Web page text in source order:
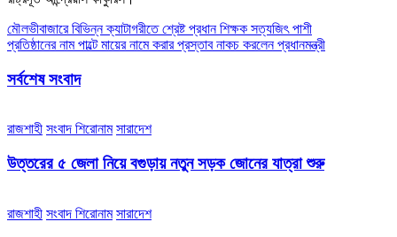
Post
navigation
মৌলভীবাজারে বিভিন্ন ক্যাটাগরীতে শ্রেষ্ট প্রধান শিক্ষক সত্যজিৎ পাশী
প্রতিষ্ঠানের নাম পাল্টে মায়ের নামে করার প্রস্তাব নাকচ করলেন প্রধানমন্ত্রী
সর্বশেষ সংবাদ
রাজশাহী সংবাদ শিরোনাম সারাদেশ
উত্তরের ৫ জেলা নিয়ে বগুড়ায় নতুন সড়ক জোনের যাত্রা শুরু
রাজশাহী সংবাদ শিরোনাম সারাদেশ